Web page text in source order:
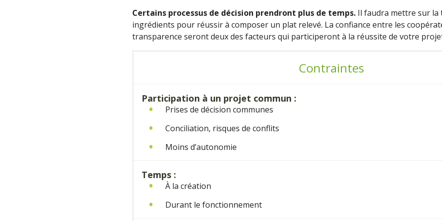
Certains processus de décision prendront plus de temps. Il faudra mettre sur la
ingrédients pour réussir à composer un plat relevé. La confiance entre les
transparence serontdeux des facteurs qui participeront à la réussite de votre
Contraintes
Participation à un projet commun :
Prises de décision communes
Conciliation, risques de conflits
Moins d’autonomie
Temps :
À la création
Durant le fonctionnement